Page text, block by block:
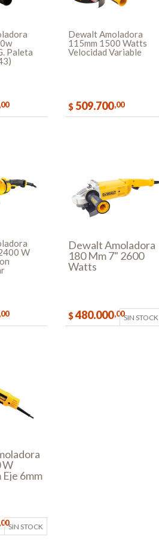
Paleta
Dewalt Amoladora
115mm 1500 Watts
Velocidad Variable
$ 509.700,00
W
Dewalt Amoladora
180 Mm 7" 2600
Watts
$480.000,00SIN STOCK
W
6mm
SIN STOCK